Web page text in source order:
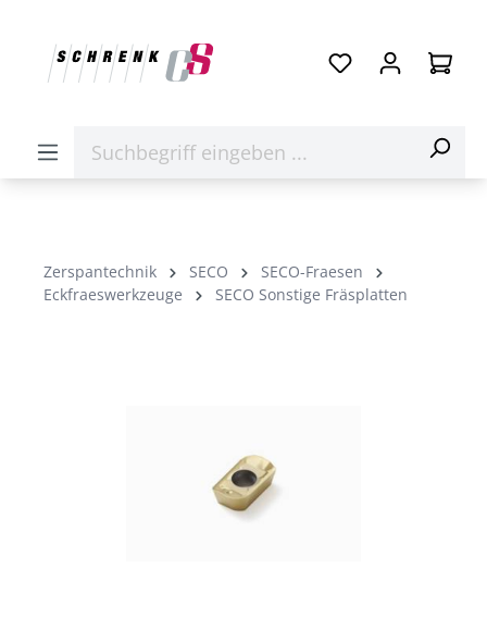
Zerspantechnik SECO
SECO-Fraesen
Eckfraeswerkzeuge
SECO Sonstige Fräsplatten